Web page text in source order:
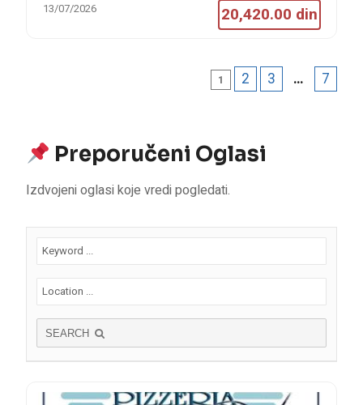
13/07/2026 20,420.00 din
1 2 3 … 7
Preporučeni Oglasi
Izdvojeni oglasi koje vredi pogledati.
SEARCH